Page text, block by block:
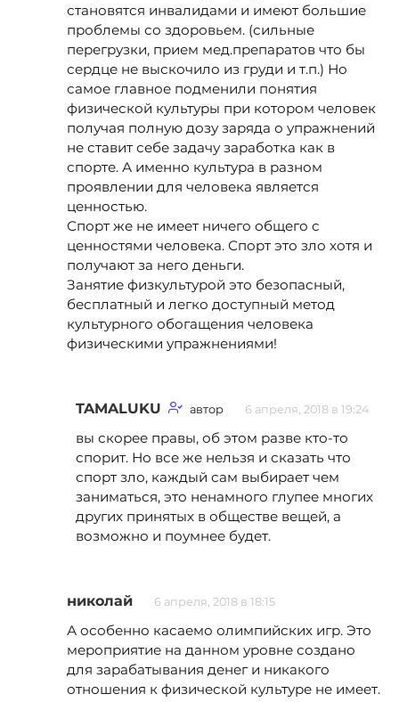
становятся инвалидами и имеют большие
проблемы со здоровьем. (сильные
перегрузки, прием мед.препаратов что бы
сердце не выскочило из груди и т.п.) Но
самое главное подменили понятия
физической культуры при котором человек
получая полную дозу заряда о упражнений
не ставит себе задачу заработка как в
спорте. А именно культура в разном
проявлении для человека является
ценностью.
Спорт же не имеет ничего общего с
ценностями человека. Спорт это зло хотя и
получают за него деньги.
Занятие физкультурой это безопасный,
бесплатный и легко доступный метод
культурного обогащения человека
физическими упражнениями!
TAMALUKU автор 6 апреля, 2018 в 19:24
вы скорее правы, об этом разве кто-то
спорит. Но все же нельзя и сказать что
спорт зло, каждый сам выбирает чем
заниматься, это ненамного глупее многих
других принятых в обществе вещей, а
возможно и поумнее будет.
николай 6 апреля, 2018 в 18:15
А особенно касаемо олимпийских игр. Это
мероприятие на данном уровне создано
для зарабатывания денег и никакого
отношения к физической культуре не имеет.